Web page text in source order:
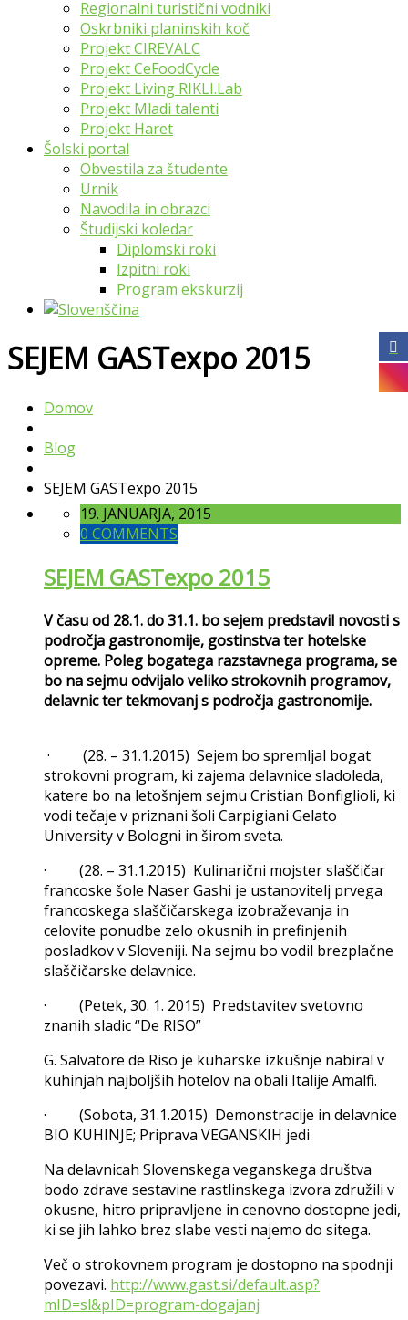
Regionalni turistični vodniki
Oskrbniki planinskih koč
Projekt CIREVALC
Projekt CeFoodCycle
Projekt Living RIKLI.Lab
Projekt Mladi talenti
Projekt Haret
Šolski portal
Obvestila za študente
Urnik
Navodila in obrazci
Študijski koledar
Diplomski roki
Izpitni roki
Program ekskurzij
SEJEM GASTexpo 2015
Domov
Blog
SEJEM GASTexpo 2015
19. JANUARJA, 2015
0 COMMENTS
SEJEM GASTexpo 2015
V času od 28.1. do 31.1. bo sejem predstavil novosti s
področja gastronomije, gostinstva ter hotelske
opreme. Poleg bogatega razstavnega programa, se
bo na sejmu odvijalo veliko strokovnih programov,
delavnic ter tekmovanj s področja gastronomije.
· (28. – 31.1.2015) Sejem bo spremljal bogat
strokovni program, ki zajema delavnice sladoleda,
katere bo na letošnjem sejmu Cristian Bonfiglioli, ki
vodi tečaje v priznani šoli Carpigiani Gelato
University v Bologni in širom sveta.
· (28. – 31.1.2015) Kulinarični mojster slaščičar
francoske šole Naser Gashi je ustanovitelj prvega
francoskega slaščičarskega izobraževanja in
celovite ponudbe zelo okusnih in prefinjenih
posladkov v Sloveniji. Na sejmu bo vodil brezplačne
slaščičarske delavnice.
· (Petek, 30. 1. 2015) Predstavitev svetovno
znanih sladic “De RISO”
G. Salvatore de Riso je kuharske izkušnje nabiral v
kuhinjah najboljših hotelov na obali Italije Amalfi.
· (Sobota, 31.1.2015) Demonstracije in delavnice
BIO KUHINJE; Priprava VEGANSKIH jedi
Na delavnicah Slovenskega veganskega društva
bodo zdrave sestavine rastlinskega izvora združili v
okusne, hitro pripravljene in cenovno dostopne jedi,
ki se jih lahko brez slabe vesti najemo do sitega.
Več o strokovnem program je dostopno na spodnji
povezavi. http://www.gast.si/default.asp?
mID=sl&pID=program-dogajanj